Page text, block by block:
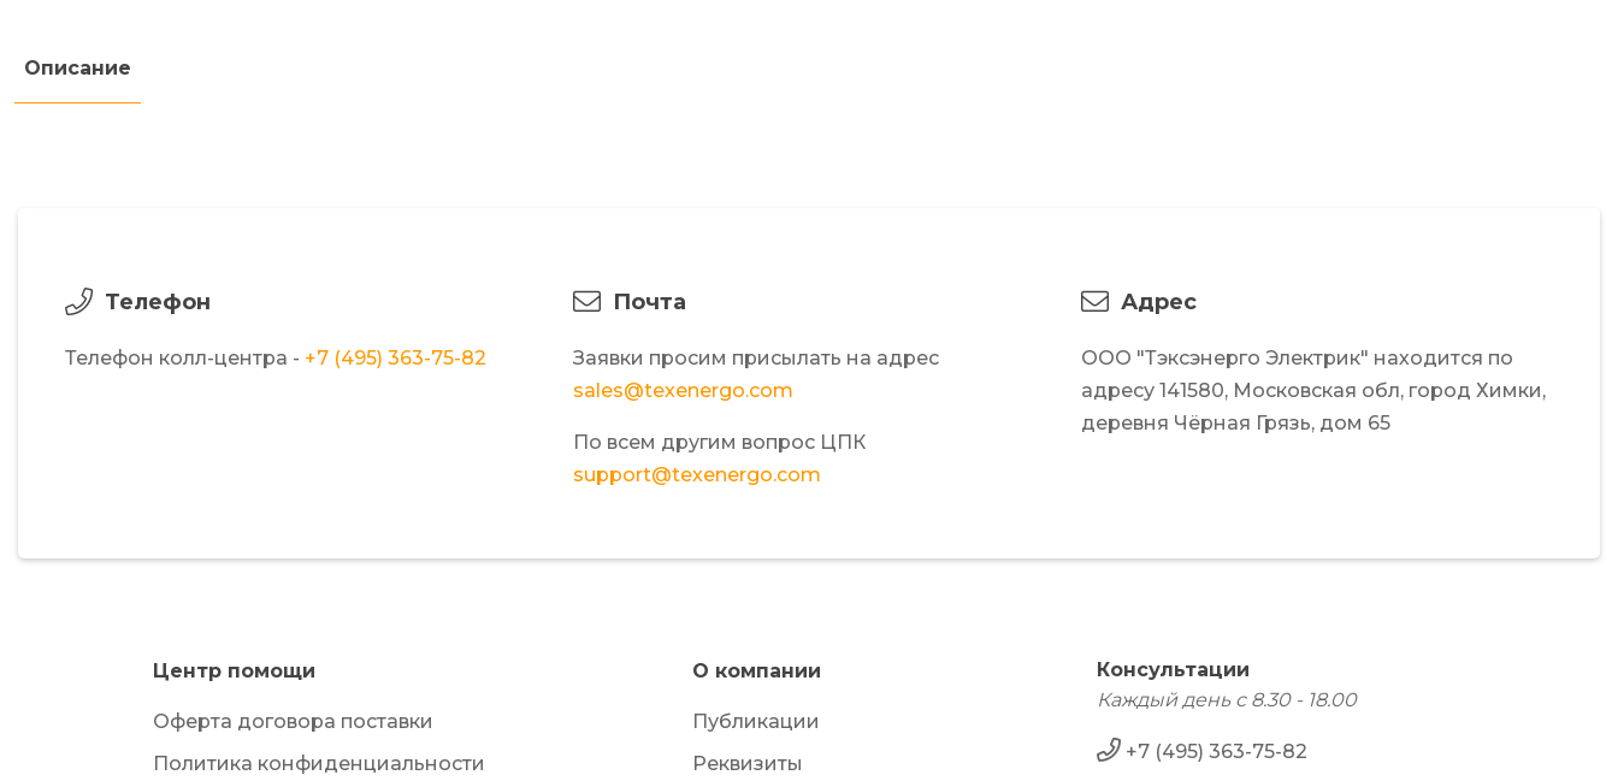
Описание
Телефон
Телефон колл-центра - +7 (495) 363-75-82
Почта
Заявки просим присылать на адрес
sales@texenergo.com
По всем другим вопрос ЦПК
support@texenergo.com
Адрес
ООО "Тэксэнерго Электрик" находится по
адресу 141580, Московская обл, город Химки,
деревня Чёрная Грязь, дом 65
Центр помощи
Оферта договора поставки
Политика конфиденциальности
О компании
Публикации
Реквизиты
Консультации
Каждый день с 8.30 - 18.00
+7 (495) 363-75-82